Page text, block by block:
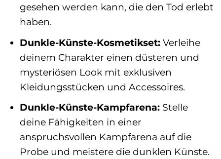
gesehen werden kann, die den Tod erlebt
haben.
Dunkle-Künste-Kosmetikset:Verleihe
deinem Charakter einen düsteren und
mysteriösen Look mit exklusiven
Kleidungsstücken und Accessoires.
Dunkle-Künste-Kampfarena:Stelle
deine Fähigkeiten in einer
anspruchsvollen Kampfarena auf die
Probe und meistere die dunklen Künste.